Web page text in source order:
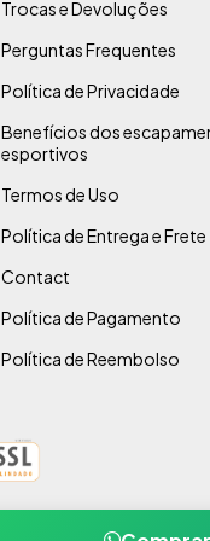
Trocas e Devoluções
Perguntas Frequentes
Política de Privacidade
Benefícios dos
esportivos
Termos de Uso
Política de Entrega e Frete
Contact
Política de Pagamento
Política de Reembolso